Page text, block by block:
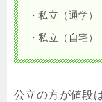
・私立（通学
・私立（自宅
公立の方が値段